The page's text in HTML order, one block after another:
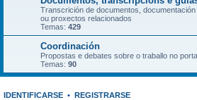
Transcrición de documentos,
ou proxectos relacionados
Temas: 429
Coordinación
Propostas e debates sobre o traballo no
Temas: 90
IDENTIFICARSE • REGISTRARSE